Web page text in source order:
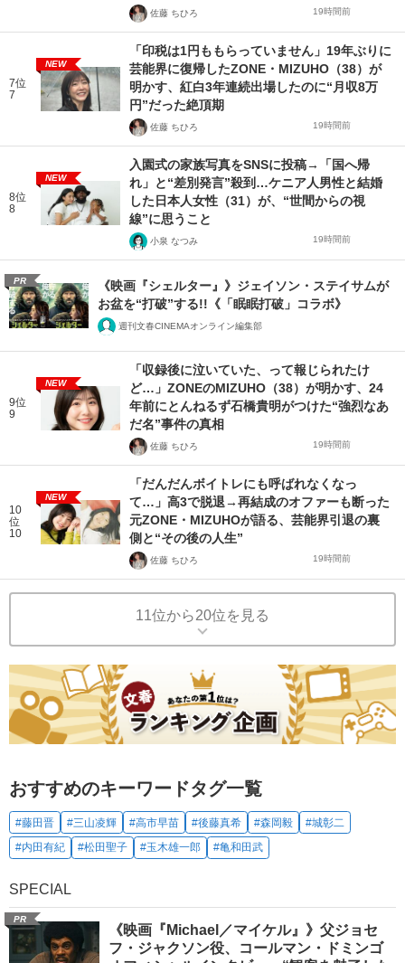
佐藤 ちひろ 19時間前
7位
7
NEW
「印税は1円ももらっていません」19年ぶりに
芸能界に復帰したZONE・MIZUHO（38）が
明かす、紅白3年連続出場したのに“月収8万
円”だった絶頂期
佐藤 ちひろ 19時間前
8位
8
NEW
入園式の家族写真をSNSに投稿→「国へ帰
れ」と“差別発言”殺到…ケニア人男性と結婚
した日本人女性（31）が、“世間からの視
線”に思うこと
小泉 なつみ 19時間前
PR
《映画『シェルター』》ジェイソン・ステイサムが
お盆を“打破”する!!《「眠眠打破」コラボ》
週刊文春CINEMAオンライン編集部
9位
9
NEW
「収録後に泣いていた、って報じられたけ
ど…」ZONEのMIZUHO（38）が明かす、24
年前にとんねるず石橋貴明がつけた“強烈なあ
だ名”事件の真相
佐藤 ちひろ 19時間前
10
位
10
NEW
「だんだんボイトレにも呼ばれなくなっ
て…」高3で脱退→再結成のオファーも断った
元ZONE・MIZUHOが語る、芸能界引退の裏
側と“その後の人生”
佐藤 ちひろ 19時間前
11位から20位を見る
おすすめのキーワードタグ一覧
#藤田晋 #三山凌輝 #高市早苗 #後藤真希 #森岡毅
#城彰二
#内田有紀
#松田聖子 #玉木雄一郎 #亀和田武
SPECIAL
PR
《映画『Michael／マイケル』》父ジョセ
フ・ジャクソン役、コールマン・ドミンゴ